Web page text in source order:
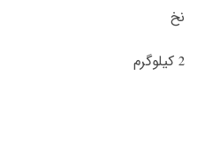
نخ
2 کیلوگرم